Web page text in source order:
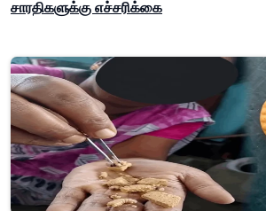
சாரதிகளுக்கு எச்சரிக்கை